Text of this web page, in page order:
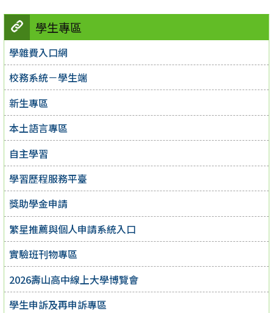
學生專區
學雜費入口網
校務系統－學生端
新生專區
本土語言專區
自主學習
學習歷程服務平臺
獎助學金申請
繁星推薦與個人申請系統入口
實驗班刊物專區
2026壽山高中線上大學博覽會
學生申訴及再申訴專區